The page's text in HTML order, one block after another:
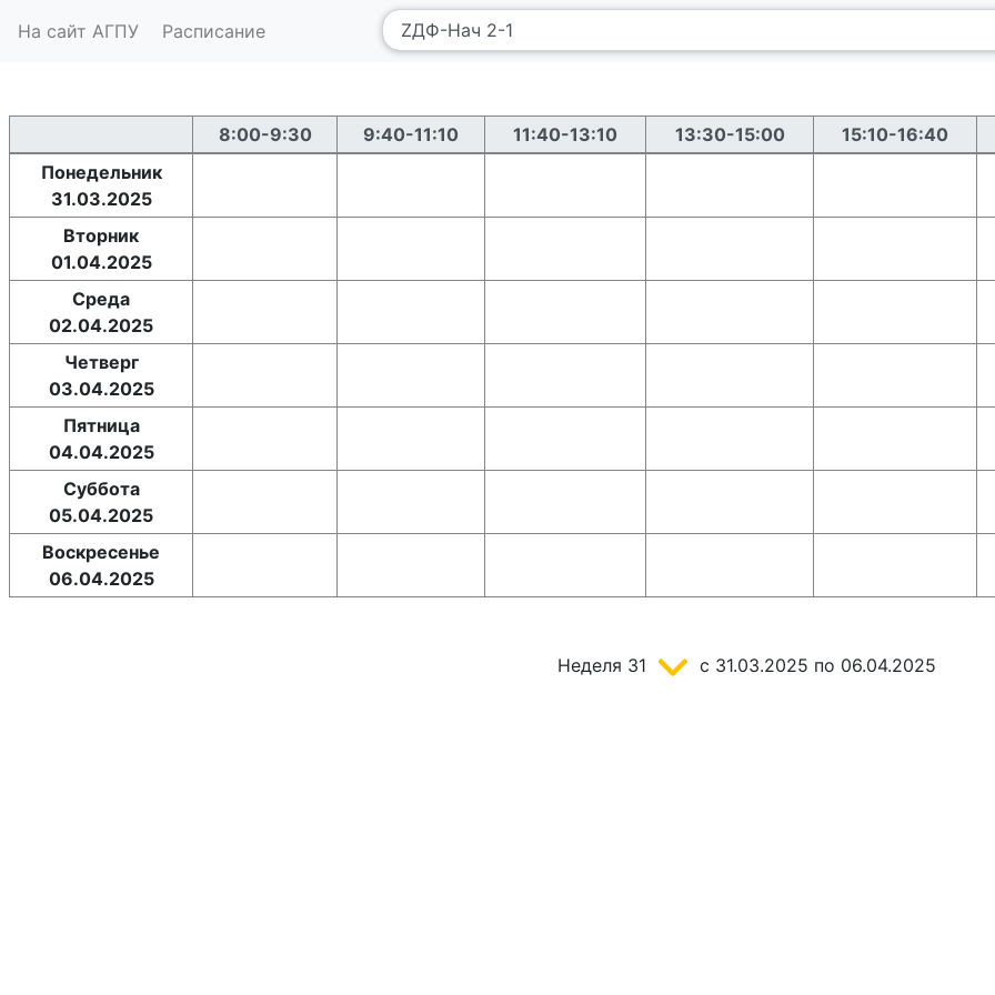
На сайт АГПУ Расписание
8:00-9:30 9:40-11:10 11:40-13:10 13:30-15:00 15:10-16:40
Понедельник
31.03.2025
Вторник
01.04.2025
Среда
02.04.2025
Четверг
03.04.2025
Пятница
04.04.2025
Суббота
05.04.2025
Воскресенье
06.04.2025
Неделя 31 c 31.03.2025 по 06.04.2025